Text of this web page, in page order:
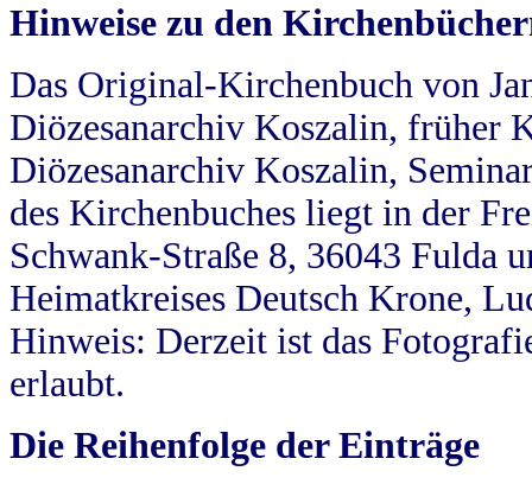
Hinweise zu den
Das Original-Kirchenbuch von
Diözesanarchiv Koszalin, früher
Diözesanarchiv Koszalin,
des Kirchenbuches liegt in der
Schwank-Straße 8, 36043 Fulda
Heimatkreises Deutsch Krone,
Hinweis: Derzeit ist das
erlaubt.
Die Reihenfolge der Einträge